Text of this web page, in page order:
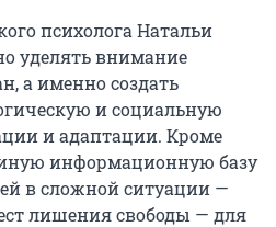
психолога Натальи
уделять внимание
а именно создать
и социальную
и адаптации. Кроме
информационную базу
в сложной ситуации —
лишения свободы — для